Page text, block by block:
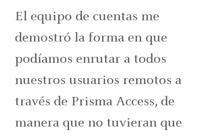
El equipo de cuentas me
demostró la forma en que
podíamos enrutar a todos
nuestros usuarios remotos a
través de Prisma Access, de
manera que no tuvieran que